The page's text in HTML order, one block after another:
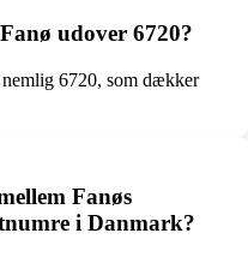
udover 6720?
6720, som dækker
Fanøs
i Danmark?